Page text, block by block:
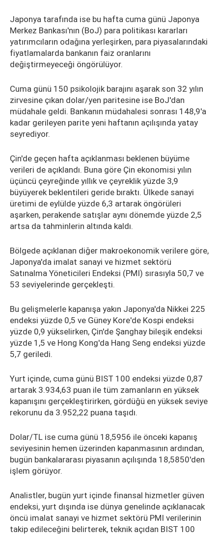
Japonya tarafında ise bu hafta cuma günü Japonya
Merkez Bankası'nın (BoJ) para politikası kararları
yatırımcıların odağına yerleşirken, para piyasalarındaki
fiyatlamalarda bankanın faiz oranlarını
değiştirmeyeceği öngörülüyor.
Cuma günü 150 psikolojik barajını aşarak son 32 yılın
zirvesine çıkan dolar/yen paritesine ise BoJ'dan
müdahale geldi. Bankanın müdahalesi sonrası 148,9'a
kadar gerileyen parite yeni haftanın açılışında yatay
seyrediyor.
Çin'de geçen hafta açıklanması beklenen büyüme
verileri de açıklandı. Buna göre Çin ekonomisi yılın
üçüncü çeyreğinde yıllık ve çeyreklik yüzde 3,9
büyüyerek beklentileri geride bıraktı. Ülkede sanayi
üretimi de eylülde yüzde 6,3 artarak öngörüleri
aşarken, perakende satışlar aynı dönemde yüzde 2,5
artsa da tahminlerin altında kaldı.
Bölgede açıklanan diğer makroekonomik verilere göre,
Japonya'da imalat sanayi ve hizmet sektörü
Satınalma Yöneticileri Endeksi (PMI) sırasıyla 50,7 ve
53 seviyelerinde gerçekleşti.
Bu gelişmelerle kapanışa yakın Japonya'da Nikkei 225
endeksi yüzde 0,5 ve Güney Kore'de Kospi endeksi
yüzde 0,9 yükselirken, Çin'de Şanghay bileşik endeksi
yüzde 1,5 ve Hong Kong'da Hang Seng endeksi yüzde
5,7 geriledi.
Yurt içinde, cuma günü BIST 100 endeksi yüzde 0,87
artarak 3.934,63 puan ile tüm zamanların en yüksek
kapanışını gerçekleştirirken, gördüğü en yüksek seviye
rekorunu da 3.952,22 puana taşıdı.
Dolar/TL ise cuma günü 18,5956 ile önceki kapanış
seviyesinin hemen üzerinden kapanmasının ardından,
bugün bankalararası piyasanın açılışında 18,5850'den
işlem görüyor.
Analistler, bugün yurt içinde finansal hizmetler güven
endeksi, yurt dışında ise dünya genelinde açıklanacak
öncü imalat sanayi ve hizmet sektörü PMI verilerinin
takip edileceğini belirterek, teknik açıdan BIST 100